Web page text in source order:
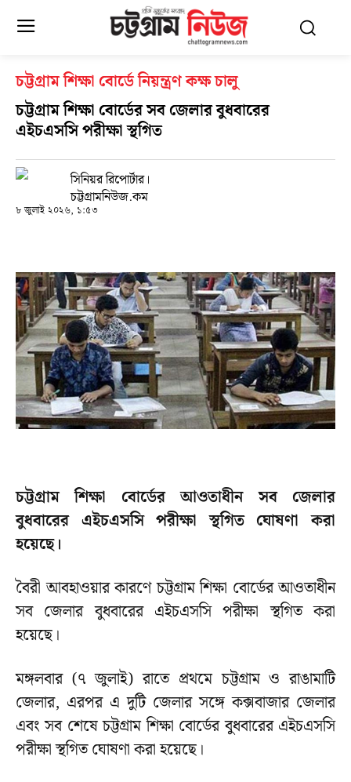
চট্টগ্রাম শিক্ষা বোর্ডে নিয়ন্ত্রণ কক্ষ চালু
চট্টগ্রাম শিক্ষা বোর্ডের সব জেলার বুধবারের
এইচএসসি পরীক্ষা স্থগিত
সিনিয়র রিপোর্টার।
চট্টগ্রামনিউজ.কম
৮ জুলাই ২০২৬, ১:৫৩
চট্টগ্রাম শিক্ষা বোর্ডের আওতাধীন সব জেলার
বুধবারের এইচএসসি পরীক্ষা স্থগিত ঘোষণা করা
হয়েছে।
বৈরী আবহাওয়ার কারণে চট্টগ্রাম শিক্ষা বোর্ডের আওতাধীন
সব জেলার বুধবারের এইচএসসি পরীক্ষা স্থগিত করা
হয়েছে।
মঙ্গলবার (৭ জুলাই) রাতে প্রথমে চট্টগ্রাম ও রাঙামাটি
জেলার, এরপর এ দুটি জেলার সঙ্গে কক্সবাজার জেলার
এবং সব শেষে চট্টগ্রাম শিক্ষা বোর্ডের বুধবারের এইচএসসি
পরীক্ষা স্থগিত ঘোষণা করা হয়েছে।